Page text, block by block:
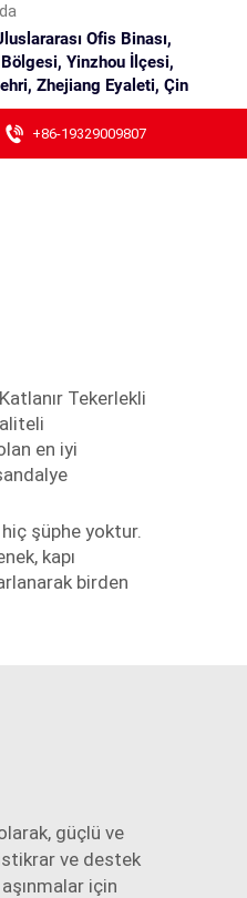
Ofis Binası,
Yinzhou İlçesi,
Zhejiang Eyaleti, Çin
+86-19329009807
Tekerlekli
en iyi
şüphe yoktur.
kapı
birden
güçlü ve
ve destek
için